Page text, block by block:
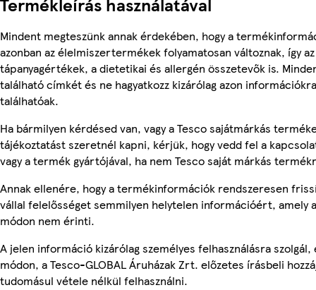
Mindent megteszünk annak érdekében, hogy a
azonban az élelmiszertermékek folyamatosan változnak, így
tápanyagértékek, a dietetikai és allergén összetevők is.
található címkét és ne hagyatkozz kizárólag azon
találhatóak.
Ha bármilyen kérdésed van, vagy a Tesco sajátmárkás
tájékoztatást szeretnél kapni, kérjük, hogy vedd fel a
vagy a termék gyártójával, ha nem Tesco saját márkás
Annak ellenére, hogy a termékinformációk rendszeresen
vállal felelősséget semmilyen helytelen információért, amely
módon nem érinti.
A jelen információ kizárólag személyes felhasználásra
módon, a Tesco-GLOBAL Áruházak Zrt. előzetes írásbeli
tudomásul vétele nélkül felhasználni.